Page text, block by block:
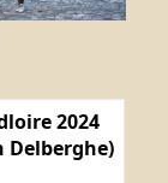
2024
Delberghe)